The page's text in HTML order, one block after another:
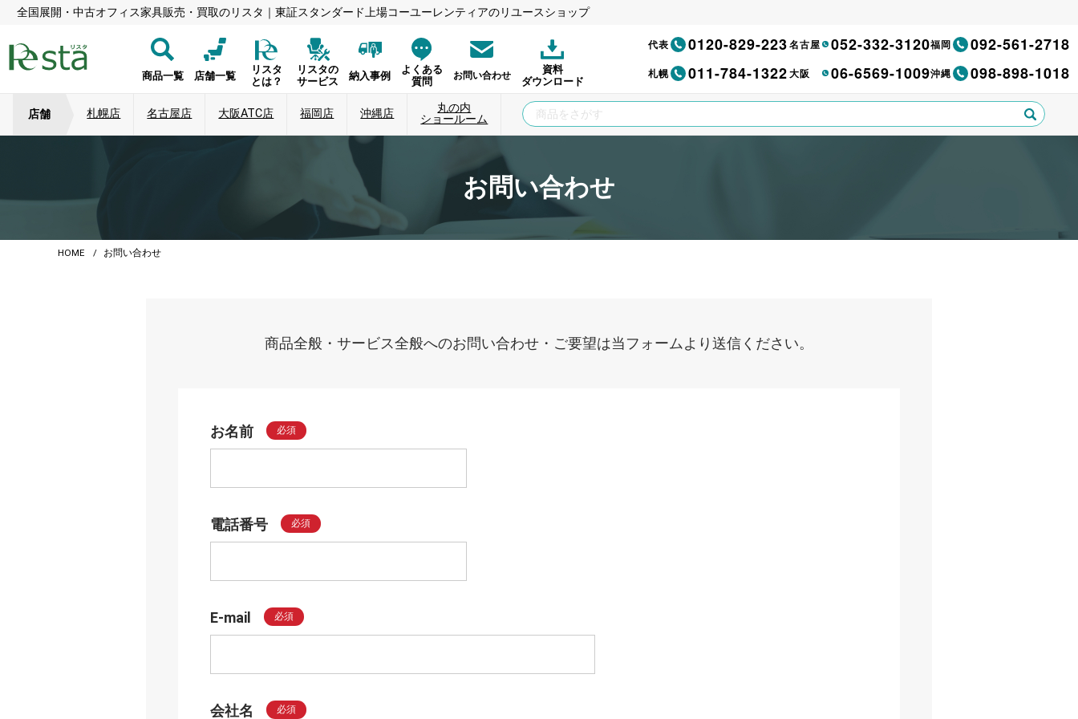
全国展開・中古オフィス家具販売・買取のリスタ｜東証スタンダード上場コーユーレンティアのリユースショップ
商品一覧 店舗一覧
リスタ
とは？
リスタの
サービス
納入事例
よくある
質問
お問い合わせ
資料
ダウンロード
代表 0120-829-223名古屋 052-332-3120福岡 092-561-2718
札幌 011-784-1322大阪 06-6569-1009沖縄 098-898-1018
店舗 札幌店 名古屋店 大阪ATC店 福岡店 沖縄店
丸の内
ショールーム
お問い合わせ
HOME お問い合わせ
商品全般・サービス全般へのお問い合わせ・ご要望は当フォームより送信ください。
お名前 必須
電話番号 必須
E-mail 必須
会社名 必須